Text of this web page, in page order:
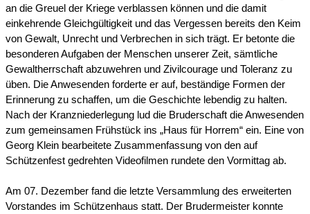
an die Greuel der Kriege verblassen können und die damit
einkehrende Gleichgültigkeit und das Vergessen bereits den Keim
von Gewalt, Unrecht und Verbrechen in sich trägt. Er betonte die
besonderen Aufgaben der Menschen unserer Zeit, sämtliche
Gewaltherrschaft abzuwehren und Zivilcourage und Toleranz zu
üben. Die Anwesenden forderte er auf, beständige Formen der
Erinnerung zu schaffen, um die Geschichte lebendig zu halten.
Nach der Kranzniederlegung lud die Bruderschaft die Anwesenden
zum gemeinsamen Frühstück ins „Haus für Horrem“ ein. Eine von
Georg Klein bearbeitete Zusammenfassung von den auf
Schützenfest gedrehten Videofilmen rundete den Vormittag ab.
Am 07. Dezember fand die letzte Versammlung des erweiterten
Vorstandes im Schützenhaus statt. Der Brudermeister konnte